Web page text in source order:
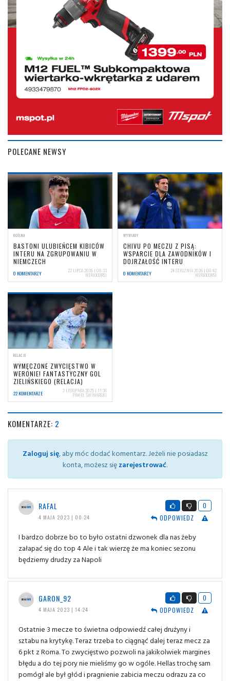
POLECANE NEWSY
OGÓLNA
BASTONI ULUBIEŃCEM KIBICÓW
INTERU NA ZGRUPOWANIU W
NIEMCZECH
0 KOMENTARZY 22 LIPCA 2026 | 08:33
NERIOCORSI
WYWIADY
CHIVU PO MECZU Z PISĄ:
WSPARCIE DLA ZAWODNIKÓW I
DOJRZAŁOŚĆ INTERU
0 KOMENTARZY 24 STYCZNIA 2026 | 00:42
NERIOCORSI
RELACJE
WYMĘCZONE ZWYCIĘSTWO W
WERONIE! FANTASTYCZNY GOL
ZIELIŃSKIEGO (RELACJA)
22 KOMENTARZE 2 LISTOPADA 2025 | 11:36
PAWEŁ ŚWINARSKI
KOMENTARZE: 2
Zaloguj się, aby móc dodać komentarz. Jeżeli nie posiadasz
konta, możesz sięzarejestrować.
RAFAL
4 MAJA 2023 | 00:24
0
ODPOWIEDZ
I bardzo dobrze bo to było ostatni dzwonek dla nas żeby
załapać się do top 4 Ale i tak wierzę że ma koniec sezonu
będziemy drudzy za Napoli
GARON_92
4 MAJA 2023 | 14:24
0
ODPOWIEDZ
Ostatnie 3 mecze to świetna odpowiedź całej drużyny i
sztabu na krytykę. Teraz trzeba to ciągnąć dalej teraz mecz za
6 pkt z Roma. To zwycięstwo pozwoli na jakikolwiek margines
błędu a do tej pory nie mieliśmy go w ogóle. Hellas trochę sam
pomógł ale był głód i pragnienie zabicia meczu odrazu za co